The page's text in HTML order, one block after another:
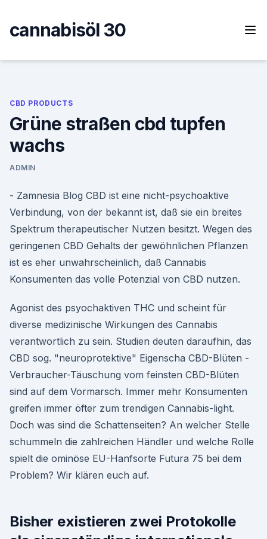
content
cannabisöl 30
CBD PRODUCTS
Grüne straßen cbd tupfen
wachs
ADMIN
- Zamnesia Blog CBD ist eine nicht-psychoaktive
Verbindung, von der bekannt ist, daß sie ein breites
Spektrum therapeutischer Nutzen besitzt. Wegen des
geringenen CBD Gehalts der gewöhnlichen Pflanzen
ist es eher unwahrscheinlich, daß Cannabis
Konsumenten das volle Potenzial von CBD nutzen.
Agonist des psyochaktiven THC und scheint für
diverse medizinische Wirkungen des Cannabis
verantwortlich zu sein. Studien deuten daraufhin, das
CBD sog. "neuroprotektive" Eigenscha CBD-Blüten -
Verbraucher-Täuschung vom feinsten CBD-Blüten
sind auf dem Vormarsch. Immer mehr Konsumenten
greifen immer öfter zum trendigen Cannabis-light.
Doch was sind die Schattenseiten? An welcher Stelle
schummeln die zahlreichen Händler und welche Rolle
spielt die ominöse EU-Hanfsorte Futura 75 bei dem
Problem? Wir klären euch auf.
Bisher existieren zwei Protokolle